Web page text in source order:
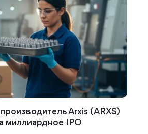
Arxis (ARXS)
миллиардное IPO